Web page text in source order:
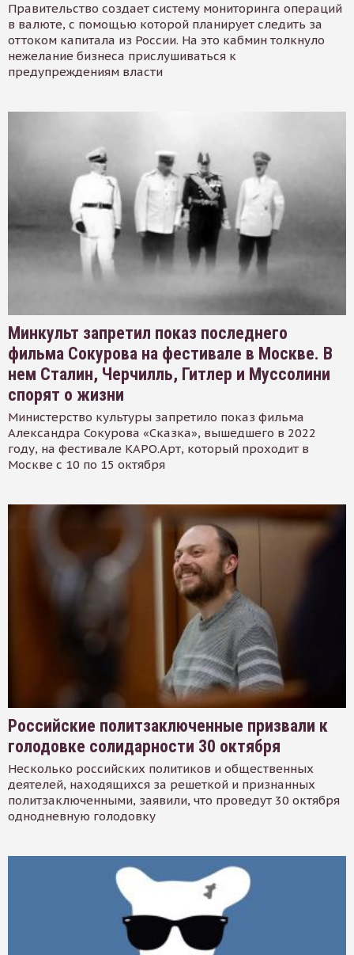
Правительство создает систему мониторинга операций
в валюте, с помощью которой планирует следить за
оттоком капитала из России. На это кабмин толкнуло
нежелание бизнеса прислушиваться к
предупреждениям власти
Минкульт запретил показ последнего
фильма Сокурова на фестивале в Москве. В
нем Сталин, Черчилль, Гитлер и Муссолини
спорят о жизни
Министерство культуры запретило показ фильма
Александра Сокурова «Сказка», вышедшего в 2022
году, на фестивале КАРО.Арт, который проходит в
Москве с 10 по 15 октября
Российские политзаключенные призвали к
голодовке солидарности 30 октября
Несколько российских политиков и общественных
деятелей, находящихся за решеткой и признанных
политзаключенными, заявили, что проведут 30 октября
однодневную голодовку